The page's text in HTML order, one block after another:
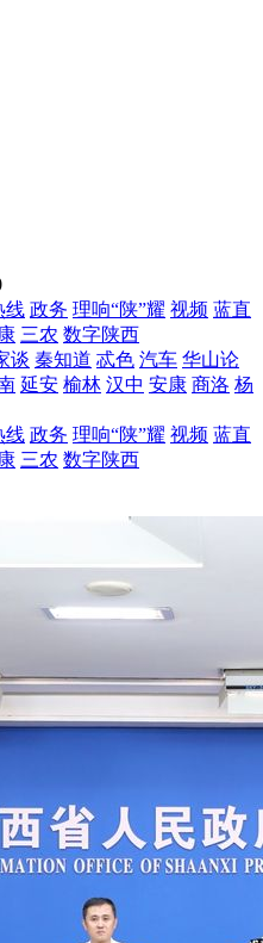
线 政务 理响“陕”耀 视频 蓝直
三农 数字陕西
谈 秦知道 忒色 汽车 华山论
延安 榆林 汉中 安康 商洛 杨
线 政务 理响“陕”耀 视频 蓝直
三农 数字陕西